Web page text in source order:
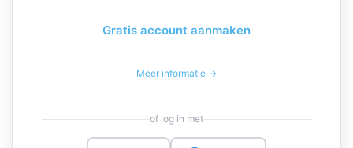
Gratis account aanmaken
Meer informatie →
of log in met